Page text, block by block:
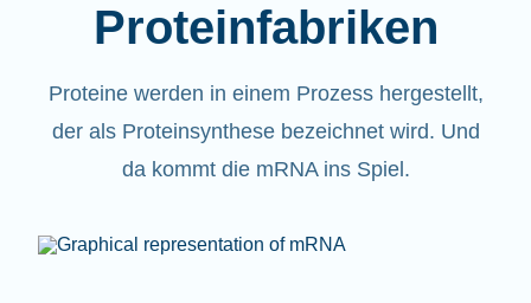
Proteinfabriken
Proteine werden in einem Prozess hergestellt,
der als Proteinsynthese bezeichnet wird. Und
da kommt die mRNA ins Spiel.